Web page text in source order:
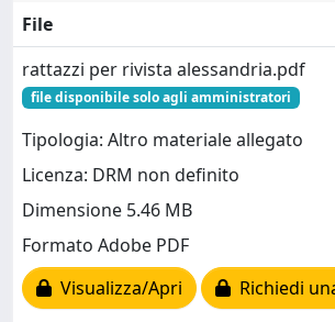
File
rattazzi per rivista alessandria.pdf
file disponibile solo agli amministratori
Tipologia: Altro materiale allegato
Licenza: DRM non definito
Dimensione 5.46 MB
Formato Adobe PDF
Visualizza/Apri
Richiedi